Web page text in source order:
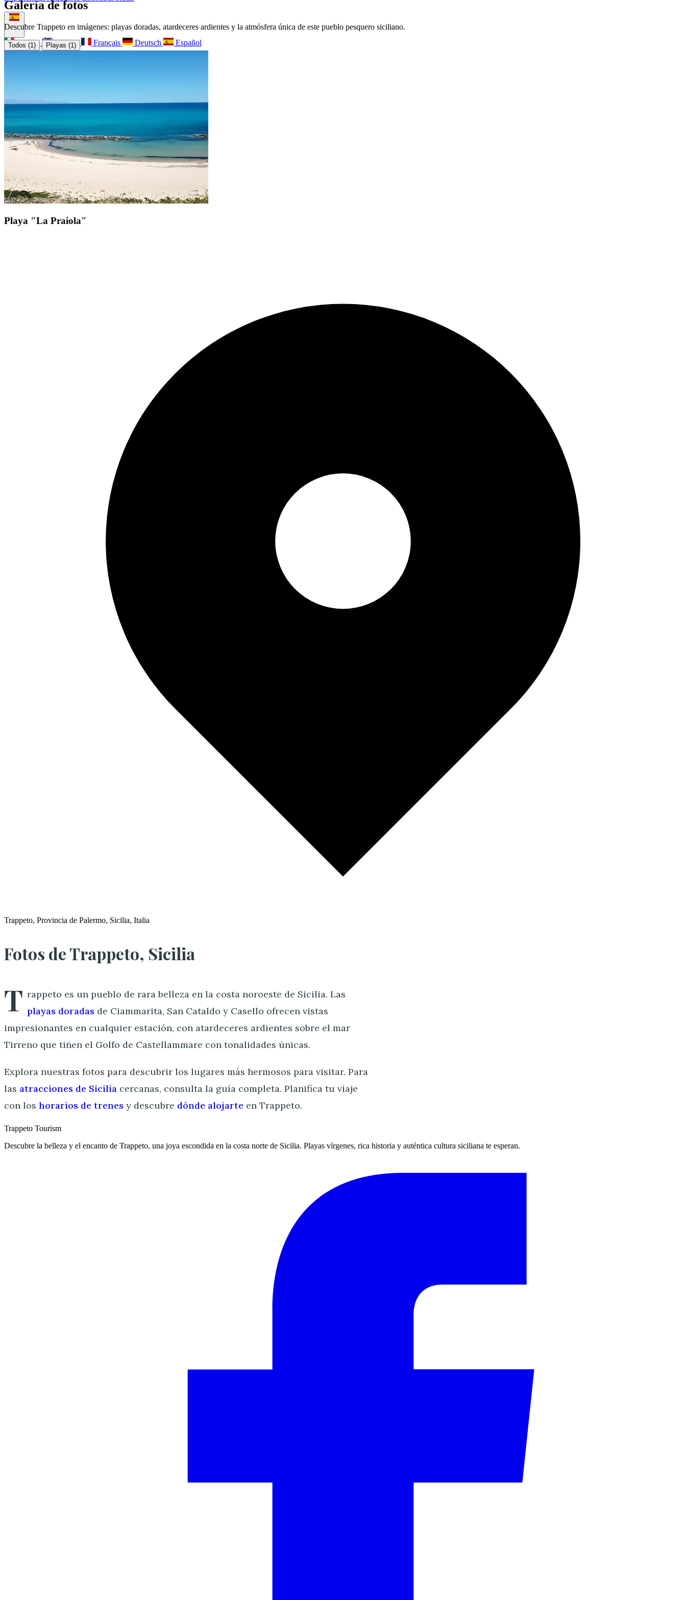
Sobre nosotrosContacto
Italiano English Français Deutsch Español
Menu
Galería de fotos
Descubre Trappeto en imágenes: playas doradas, atardeceres ardientes y la atmósfera única de este pueblo pesquero siciliano.
Todos (1) Playas (1)
Playa "La Praiola"
Trappeto, Provincia de Palermo, Sicilia, Italia
Fotos de Trappeto, Sicilia
T rappeto es un pueblo de rara belleza en la costa noroeste de Sicilia. Las
playas doradas de Ciammarita, San Cataldo y Casello ofrecen vistas
impresionantes en cualquier estación, con atardeceres ardientes sobre el mar
Tirreno que tiñen el Golfo de Castellammare con tonalidades únicas.
Explora nuestras fotos para descubrir los lugares más hermosos para visitar. Para
las atracciones de Sicilia cercanas, consulta la guía completa. Planifica tu viaje
con los horarios de trenes y descubre dónde alojarte en Trappeto.
Trappeto Tourism
Descubre la belleza y el encanto de Trappeto, una joya escondida en la costa norte de Sicilia. Playas vírgenes, rica historia y auténtica cultura siciliana te esperan.